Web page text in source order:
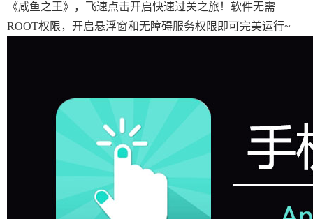
《咸鱼之王》，飞速点击开启快速过关之旅！软件无需
ROOT权限，开启悬浮窗和无障碍服务权限即可完美运行~